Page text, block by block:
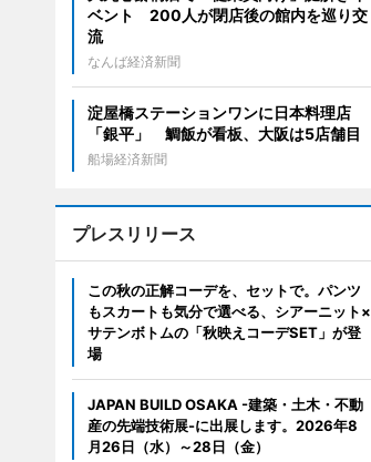
ベント 200人が閉店後の館内を巡り交
流
なんば経済新聞
淀屋橋ステーションワンに日本料理店
「銀平」 鯛飯が看板、大阪は5店舗目
船場経済新聞
プレスリリース
この秋の正解コーデを、セットで。パンツ
もスカートも気分で選べる、シアーニット×
サテンボトムの「秋映えコーデSET」が登
場
JAPAN BUILD OSAKA -建築・土木・不動
産の先端技術展-に出展します。2026年8
月26日（水）～28日（金）